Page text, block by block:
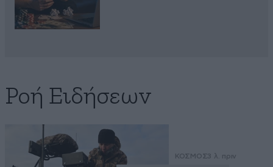
Ροή Ειδήσεων
ΚΟΣΜΟΣ3 λ. πριν